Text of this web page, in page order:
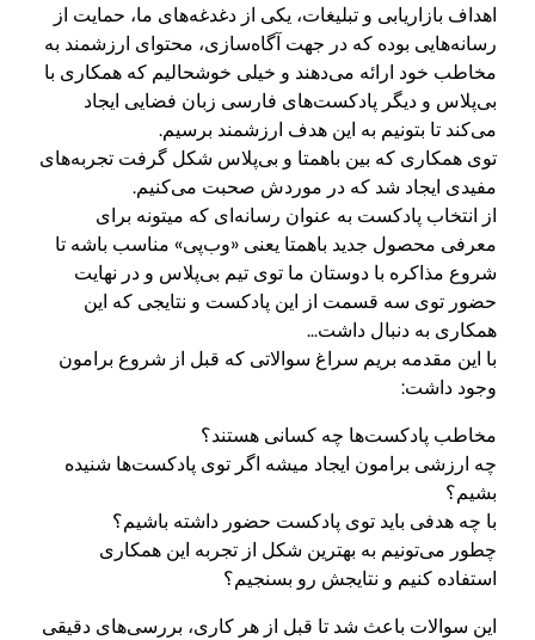
اهداف بازاریابی و تبلیغات، یکی از دغدغه‌های ما، حمایت از
رسانه‌هایی بوده که در جهت آگاه‌سازی، محتوای ارزشمند به
مخاطب خود ارائه می‌دهند و خیلی خوشحالیم که همکاری با
بی‌پلاس و دیگر پادکست‌های فارسی زبان فضایی ایجاد
می‌کند تا بتونیم به این هدف ارزشمند برسیم.
توی همکاری که بین باهمتا و بی‌پلاس شکل گرفت تجربه‌های
مفیدی ایجاد شد که در موردش صحبت می‌کنیم.
از انتخاب پادکست به عنوان رسانه‌ای که میتونه برای
معرفی محصول جدید باهمتا یعنی «وب‌پی» مناسب باشه تا
شروع مذاکره با دوستان ما توی تیم بی‌پلاس و در نهایت
حضور توی سه قسمت از این پادکست و نتایجی که این
همکاری به دنبال داشت…
با این مقدمه بریم سراغ سوالاتی که قبل از شروع برامون
وجود داشت:
مخاطب پادکست‌ها چه کسانی هستند؟
چه ارزشی برامون ایجاد میشه اگر توی پادکست‌ها شنیده
بشیم؟
با چه هدفی باید توی پادکست حضور داشته باشیم؟
چطور می‌تونیم به بهترین شکل از تجربه این همکاری
استفاده کنیم و نتایجش رو بسنجیم؟
این سوالات باعث شد تا قبل از هر کاری، بررسی‌های دقیقی